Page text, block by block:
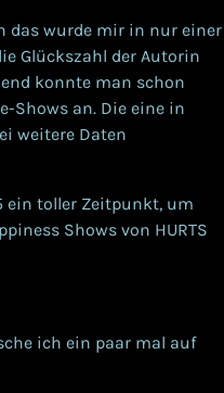
das wurde mir in nur einer
Glückszahl der Autorin
konnte man schon
Shows an. Die eine in
weitere Daten
ein toller Zeitpunkt, um
Shows von HURTS
ich ein paar mal auf